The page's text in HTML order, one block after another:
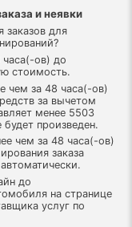
и неявки
заказов для
ов) до
стоимость.
чем за 48 часа(-ов)
за вычетом
менее 5503
будет произведен.
чем за 48 часа(-ов)
заказа
до
на странице
услуг по